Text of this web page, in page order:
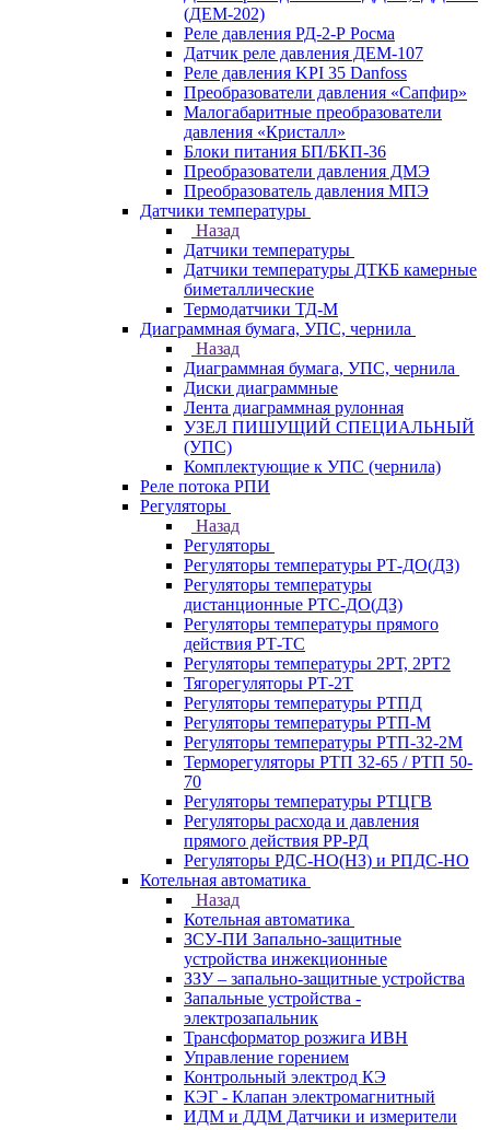
(ДЕМ-202)
Реле давления РД-2-Р Росма
Датчик реле давления ДЕМ-107
Реле давления KPI 35 Danfoss
Преобразователи давления «Сапфир»
Малогабаритные преобразователи
давления «Кристалл»
Блоки питания БП/БКП-36
Преобразователи давления ДМЭ
Преобразователь давления МПЭ
Датчики температуры
Назад
Датчики температуры
Датчики температуры ДТКБ камерные
биметаллические
Термодатчики ТД-М
Диаграммная бумага, УПС, чернила
Назад
Диаграммная бумага, УПС, чернила
Диски диаграммные
Лента диаграммная рулонная
УЗЕЛ ПИШУЩИЙ СПЕЦИАЛЬНЫЙ
(УПС)
Комплектующие к УПС (чернила)
Реле потока РПИ
Регуляторы
Назад
Регуляторы
Регуляторы температуры РТ-ДО(ДЗ)
Регуляторы температуры
дистанционные РТС-ДО(ДЗ)
Регуляторы температуры прямого
действия РТ-ТС
Регуляторы температуры 2РТ, 2РT2
Тягорегуляторы РТ-2Т
Регуляторы температуры РТПД
Регуляторы температуры РТП-M
Регуляторы температуры РТП-32-2М
Терморегуляторы РТП 32-65 / РТП 50-
70
Регуляторы температуры РТЦГВ
Регуляторы расхода и давления
прямого действия РР-РД
Регуляторы РДС-НО(НЗ) и РПДС-НО
Котельная автоматика
Назад
Котельная автоматика
ЗСУ-ПИ Запально-защитные
устройства инжекционные
ЗЗУ – запально-защитные устройства
Запальные устройства -
электрозапальник
Трансформатор розжига ИВН
Управление горением
Контрольный электрод КЭ
КЭГ - Клапан электромагнитный
ИДМ и ДДМ Датчики и измерители